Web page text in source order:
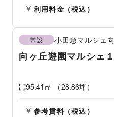
利用料金（税込）
常設 小田急マルシェ
向ヶ丘遊園マルシェ
95.41 ㎡ （28.86坪）
参考賃料（税込）